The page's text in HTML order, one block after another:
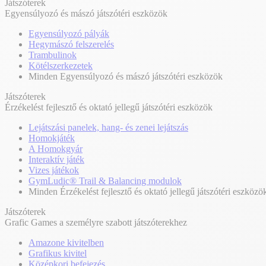
Játszóterek
Egyensúlyozó és mászó játszótéri eszközök
Egyensúlyozó pályák
Hegymászó felszerelés
Trambulinok
Kötélszerkezetek
Minden Egyensúlyozó és mászó játszótéri eszközök
Játszóterek
Érzékelést fejlesztő és oktató jellegű játszótéri eszközök
Lejátszási panelek, hang- és zenei lejátszás
Homokjáték
A Homokgyár
Interaktív játék
Vizes játékok
GymLudic® Trail & Balancing modulok
Minden Érzékelést fejlesztő és oktató jellegű játszótéri
Játszóterek
Grafic Games a személyre szabott játszóterekhez
Amazone kivitelben
Grafikus kivitel
Középkori befejezés